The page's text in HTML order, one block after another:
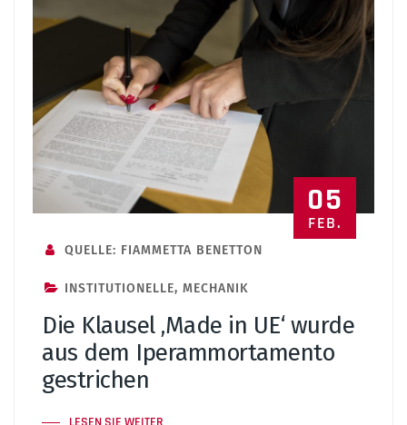
05
FEB.
QUELLE: FIAMMETTA BENETTON
INSTITUTIONELLE, MECHANIK
Die Klausel ‚Made in UE‘ wurde
aus dem Iperammortamento
gestrichen